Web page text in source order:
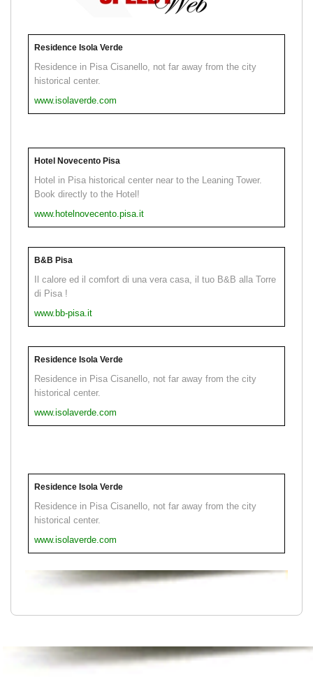
Residence Isola Verde
Residence in Pisa Cisanello, not far away from the city
historical center.
www.isolaverde.com
Hotel Novecento Pisa
Hotel in Pisa historical center near to the Leaning Tower.
Book directly to the Hotel!
www.hotelnovecento.pisa.it
B&B Pisa
Il calore ed il comfort di una vera casa, il tuo B&B alla Torre
di Pisa !
www.bb-pisa.it
Residence Isola Verde
Residence in Pisa Cisanello, not far away from the city
historical center.
www.isolaverde.com
Residence Isola Verde
Residence in Pisa Cisanello, not far away from the city
historical center.
www.isolaverde.com